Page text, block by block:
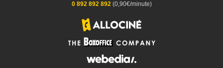
0 892 892 892(0,90€/minute)